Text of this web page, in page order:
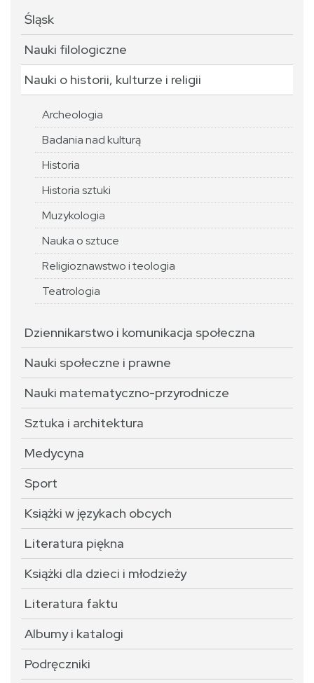
Śląsk
Nauki filologiczne
Nauki o historii, kulturze i religii
Archeologia
Badania nad kulturą
Historia
Historia sztuki
Muzykologia
Nauka o sztuce
Religioznawstwo i teologia
Teatrologia
Dziennikarstwo i komunikacja społeczna
Nauki społeczne i prawne
Nauki matematyczno-przyrodnicze
Sztuka i architektura
Medycyna
Sport
Książki w językach obcych
Literatura piękna
Książki dla dzieci i młodzieży
Literatura faktu
Albumy i katalogi
Podręczniki